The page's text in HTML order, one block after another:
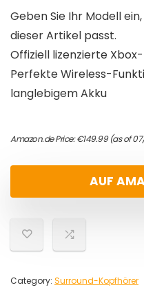
Geben Sie Ihr Modell
dieser Artikel passt.
Offiziell lizenzierte
Perfekte Wireless-
langlebigem Akku
Amazon.de Price:€149.99(as of
AUF
Category: Surround-Kopfhörer